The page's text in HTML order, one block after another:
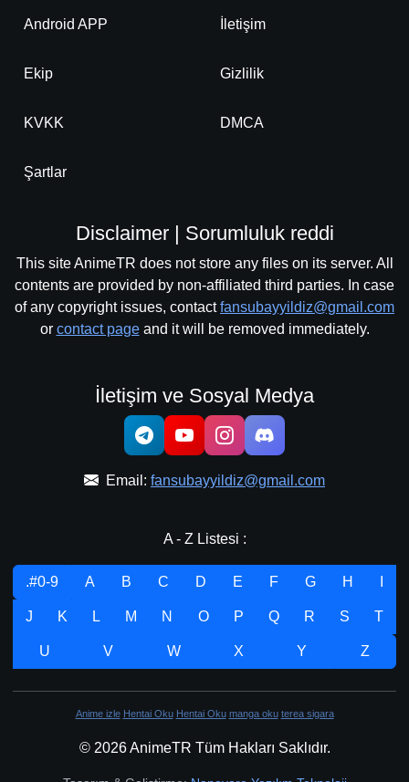
Android APP İletişim
Ekip Gizlilik
KVKK DMCA
Şartlar
Disclaimer | Sorumluluk reddi
This site AnimeTR does not store any files on its server. All
contents are provided by non-affiliated third parties. In case
of any copyright issues, contactfansubayyildiz@gmail.com
or contact pageand it will be removed immediately.
İletişim ve Sosyal Medya
Email: fansubayyildiz@gmail.com
A - Z Listesi :
.#0-9 A B C D E F G H
J K L M N O P Q R S T
U V W X Y Z
Anime izle Hentai Oku Hentai Oku manga oku terea sigara
© 2026 AnimeTR Tüm Hakları Saklıdır.